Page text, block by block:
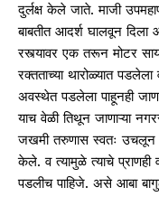
दुर्लक्ष केले जाते. माजी
बाबतीत आदर्श घालवून
रस्त्यावर एक तरून मोटर
रक्तताच्या थारोळ्यात
अवस्थेत पडलेला पाहूनही
याच वेळी तिथून जाणाऱ्या
जखमी तरुणास स्वतः उचलून
केले. व त्यामुळे त्याचे प्राणही
पडलीच पाहिजे. असे आबा